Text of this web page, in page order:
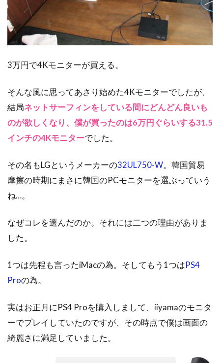
3万円で4Kモニターが買える。
そんな風に思ってあさり始めた4Kモニターでしたが、
結局ネットサーフィンをしている間にどんどん良いも
のが欲しくなり、僕が買ったのは6万円ぐらいする31.5
インチの4Kモニターでした。
その名もLGというメーカーの32UL750-W。韓国貿易
摩擦の時期にまさに韓国のPCモニターを選ぶっていう
ね…。
なぜコレを選んだのか。それには二つの理由がありま
した。
1つは先程も言ったiMacの為。そしてもう1つはPS4
Proの為。
実はお正月にPS4 Proを購入しまして、iiyamaのモニタ
ーでプレイしていたのですが、その時点で僕は画面の
綺麗さに満足していました。